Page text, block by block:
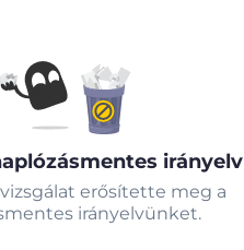
irányelv
erősítette meg a
irányelvünket.